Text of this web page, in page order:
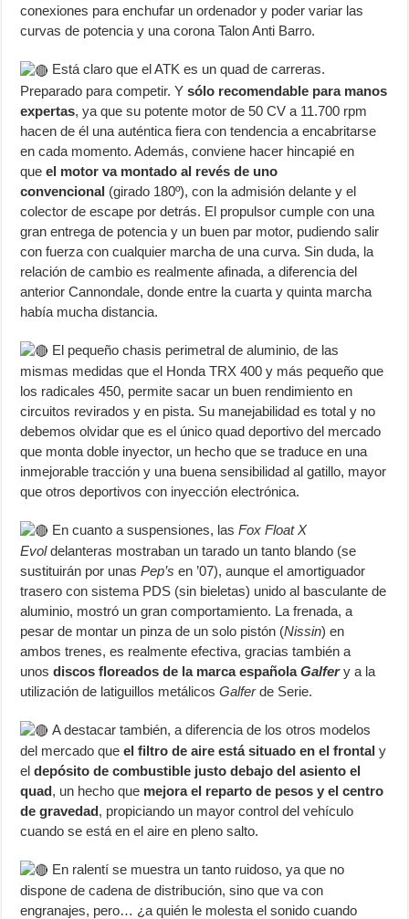
conexiones para enchufar un ordenador y poder variar las
curvas de potencia y una corona Talon Anti Barro.
Está claro que el ATK es un quad de carreras.
Preparado para competir. Y sólo recomendable para manos
expertas, ya que su potente motor de 50 CV a 11.700 rpm
hacen de él una auténtica fiera con tendencia a encabritarse
en cada momento. Además, conviene hacer hincapié en
queel motor va montado al revés de uno
convencional (girado 180º), con la admisión delante y el
colector de escape por detrás. El propulsor cumple con una
gran entrega de potencia y un buen par motor, pudiendo salir
con fuerza con cualquier marcha de una curva. Sin duda, la
relación de cambio es realmente afinada, a diferencia del
anterior Cannondale, donde entre la cuarta y quinta marcha
había mucha distancia.
El pequeño chasis perimetral de aluminio, de las
mismas medidas que el Honda TRX 400 y más pequeño que
los radicales 450, permite sacar un buen rendimiento en
circuitos revirados y en pista. Su manejabilidad es total y no
debemos olvidar que es el único quad deportivo del mercado
que monta doble inyector, un hecho que se traduce en una
inmejorable tracción y una buena sensibilidad al gatillo, mayor
que otros deportivos con inyección electrónica.
En cuanto a suspensiones, lasFox Float X
Evoldelanteras mostraban un tarado un tanto blando (se
sustituirán por unasPep’sen ’07), aunque el amortiguador
trasero con sistema PDS (sin bieletas) unido al basculante de
aluminio, mostró un gran comportamiento. La frenada, a
pesar de montar un pinza de un solo pistón (Nissin) en
ambos trenes, es realmente efectiva, gracias también a
unosdiscos floreados de la marca españolaGalfery a la
utilización de latiguillos metálicosGalferde Serie.
A destacar también, a diferencia de los otros modelos
del mercado queel filtro de aire está situado en el frontal y
eldepósito de combustible justo debajo del asiento el
quad, un hecho que mejora el reparto de pesos y el centro
de gravedad, propiciando un mayor control del vehículo
cuando se está en el aire en pleno salto.
En ralentí se muestra un tanto ruidoso, ya que no
dispone de cadena de distribución, sino que va con
engranajes, pero… ¿a quién le molesta el sonido cuando